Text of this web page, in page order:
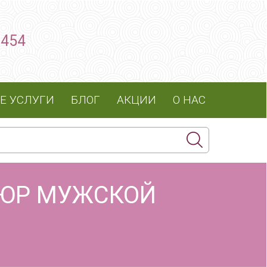
УСЛУГИ БЛОГ AКЦИИ О НАС
МУЖСКОЙ